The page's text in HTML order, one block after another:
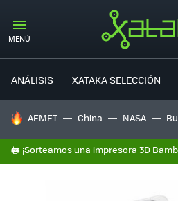
MENÚ
ANÁLISIS XATAKA SELECCIÓN
HOY SE HABLA DE
AEMET China NASA
🖨️ ¡Sorteamos una impresora 3D